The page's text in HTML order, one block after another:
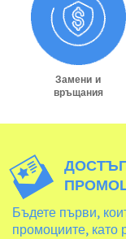
Замени и
връщания
Бъдете първи,
промоциите, като